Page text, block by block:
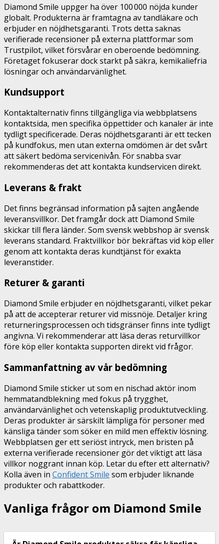
Diamond Smile uppger ha över 100 000 nöjda kunder
globalt. Produkterna är framtagna av tandläkare och
erbjuder en nöjdhetsgaranti. Trots detta saknas
verifierade recensioner på externa plattformar som
Trustpilot, vilket försvårar en oberoende bedömning.
Företaget fokuserar dock starkt på säkra, kemikaliefria
lösningar och användarvänlighet.
Kundsupport
Kontaktalternativ finns tillgängliga via webbplatsens
kontaktsida, men specifika öppettider och kanaler är inte
tydligt specificerade. Deras nöjdhetsgaranti är ett tecken
på kundfokus, men utan externa omdömen är det svårt
att säkert bedöma servicenivån. För snabba svar
rekommenderas det att kontakta kundservicen direkt.
Leverans & frakt
Det finns begränsad information på sajten angående
leveransvillkor. Det framgår dock att Diamond Smile
skickar till flera länder. Som svensk webbshop är svensk
leverans standard. Fraktvillkor bör bekräftas vid köp eller
genom att kontakta deras kundtjänst för exakta
leveranstider.
Returer & garanti
Diamond Smile erbjuder en nöjdhetsgaranti, vilket pekar
på att de accepterar returer vid missnöje. Detaljer kring
returneringsprocessen och tidsgränser finns inte tydligt
angivna. Vi rekommenderar att läsa deras returvillkor
före köp eller kontakta supporten direkt vid frågor.
Sammanfattning av vår bedömning
Diamond Smile sticker ut som en nischad aktör inom
hemmatandblekning med fokus på trygghet,
användarvänlighet och vetenskaplig produktutveckling.
Deras produkter är särskilt lämpliga för personer med
känsliga tänder som söker en mild men effektiv lösning.
Webbplatsen ger ett seriöst intryck, men bristen på
externa verifierade recensioner gör det viktigt att läsa
villkor noggrant innan köp. Letar du efter ett alternativ?
Kolla även in Confident Smile som erbjuder liknande
produkter och rabattkoder.
Vanliga frågor om Diamond Smile